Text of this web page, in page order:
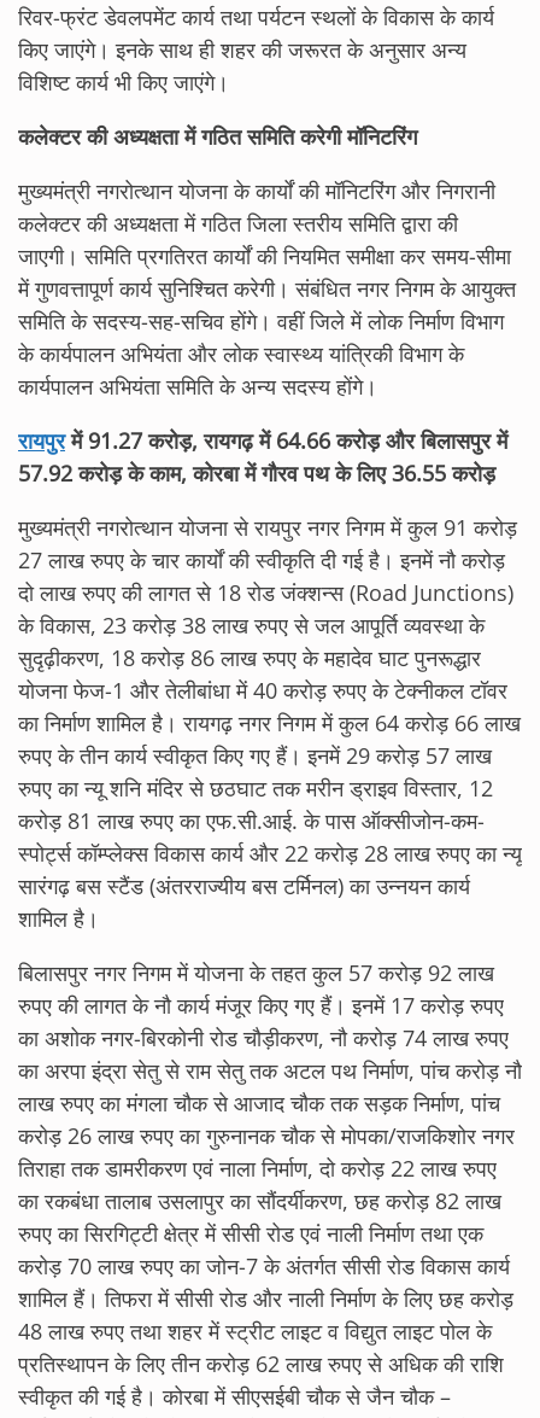
रिवर-फ्रंट डेवलपमेंट कार्य तथा पर्यटन स्थलों के विकास के कार्य
किए जाएंगे। इनके साथ ही शहर की जरूरत के अनुसार अन्य
विशिष्ट कार्य भी किए जाएंगे।
कलेक्टर की अध्यक्षता में गठित समिति करेगी मॉनिटरिंग
मुख्यमंत्री नगरोत्थान योजना के कार्यों की मॉनिटरिंग और निगरानी
कलेक्टर की अध्यक्षता में गठित जिला स्तरीय समिति द्वारा की
जाएगी। समिति प्रगतिरत कार्यों की नियमित समीक्षा कर समय-सीमा
में गुणवत्तापूर्ण कार्य सुनिश्चित करेगी। संबंधित नगर निगम के आयुक्त
समिति के सदस्य-सह-सचिव होंगे। वहीं जिले में लोक निर्माण विभाग
के कार्यपालन अभियंता और लोक स्वास्थ्य यांत्रिकी विभाग के
कार्यपालन अभियंता समिति के अन्य सदस्य होंगे।
रायपुरमें 91.27 करोड़, रायगढ़ में 64.66 करोड़ और बिलासपुर में
57.92 करोड़ के काम, कोरबा में गौरव पथ के लिए 36.55 करोड़
मुख्यमंत्री नगरोत्थान योजना से रायपुर नगर निगम में कुल 91 करोड़
27 लाख रुपए के चार कार्यों की स्वीकृति दी गई है। इनमें नौ करोड़
दो लाख रुपए की लागत से 18 रोड जंक्शन्स (Road Junctions)
के विकास, 23 करोड़ 38 लाख रुपए से जल आपूर्ति व्यवस्था के
सुदृढ़ीकरण, 18 करोड़ 86 लाख रुपए के महादेव घाट पुनरूद्धार
योजना फेज-1 और तेलीबांधा में 40 करोड़ रुपए के टेक्नीकल टॉवर
का निर्माण शामिल है। रायगढ़ नगर निगम में कुल 64 करोड़ 66 लाख
रुपए के तीन कार्य स्वीकृत किए गए हैं। इनमें 29 करोड़ 57 लाख
रुपए का न्यू शनि मंदिर से छठघाट तक मरीन ड्राइव विस्तार, 12
करोड़ 81 लाख रुपए का एफ.सी.आई. के पास ऑक्सीजोन-कम-
स्पोर्ट्स कॉम्प्लेक्स विकास कार्य और 22 करोड़ 28 लाख रुपए का न्यू
सारंगढ़ बस स्टैंड (अंतरराज्यीय बस टर्मिनल) का उन्नयन कार्य
शामिल है।
बिलासपुर नगर निगम में योजना के तहत कुल 57 करोड़ 92 लाख
रुपए की लागत के नौ कार्य मंजूर किए गए हैं। इनमें 17 करोड़ रुपए
का अशोक नगर-बिरकोनी रोड चौड़ीकरण, नौ करोड़ 74 लाख रुपए
का अरपा इंद्रा सेतु से राम सेतु तक अटल पथ निर्माण, पांच करोड़ नौ
लाख रुपए का मंगला चौक से आजाद चौक तक सड़क निर्माण, पांच
करोड़ 26 लाख रुपए का गुरुनानक चौक से मोपका/राजकिशोर नगर
तिराहा तक डामरीकरण एवं नाला निर्माण, दो करोड़ 22 लाख रुपए
का रकबंधा तालाब उसलापुर का सौंदर्यीकरण, छह करोड़ 82 लाख
रुपए का सिरगिट्टी क्षेत्र में सीसी रोड एवं नाली निर्माण तथा एक
करोड़ 70 लाख रुपए का जोन-7 के अंतर्गत सीसी रोड विकास कार्य
शामिल हैं। तिफरा में सीसी रोड और नाली निर्माण के लिए छह करोड़
48 लाख रुपए तथा शहर में स्ट्रीट लाइट व विद्युत लाइट पोल के
प्रतिस्थापन के लिए तीन करोड़ 62 लाख रुपए से अधिक की राशि
स्वीकृत की गई है। कोरबा में सीएसईबी चौक से जैन चौक –